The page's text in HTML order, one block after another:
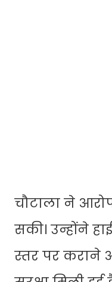
चौटाला ने
सकी। उन्होंने
स्तर पर कराने